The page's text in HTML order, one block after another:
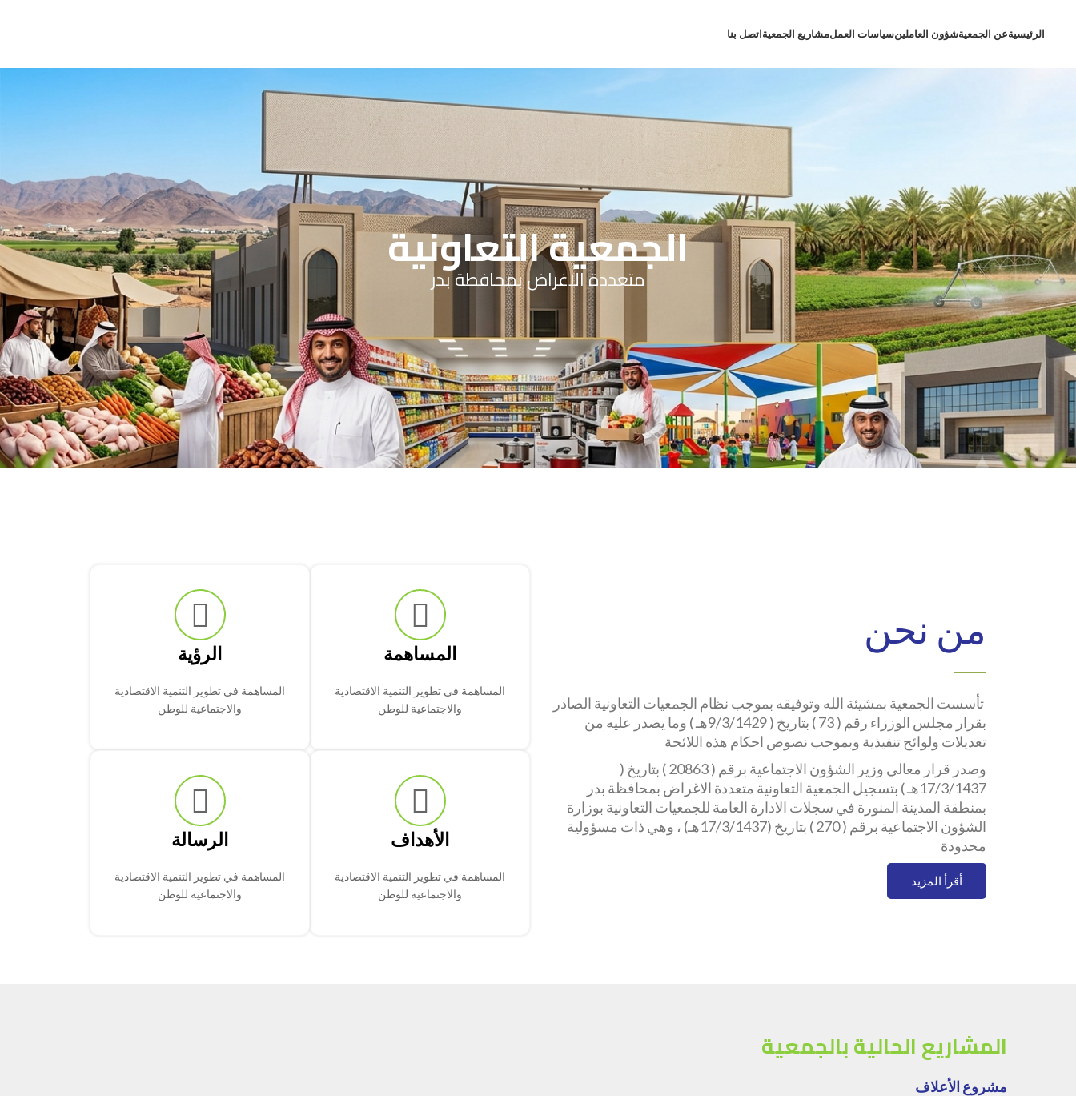
الرئيسيةعن الجمعيةشؤون العاملينسياسات العملمشاريع الجمعيةاتصل بنا
الجمعية التعاونية
متعددة الاغراض بمحافطة بدر
من نحن
تأسست الجمعية بمشيئة الله وتوفيقه بموجب نظام الجمعيات التعاونية الصادر
بقرار مجلس الوزراء رقم ( 73 ) بتاريخ ( 9/3/1429هـ ) وما يصدر عليه من
تعديلات ولوائح تنفيذية وبموجب نصوص احكام هذه اللائحة
وصدر قرار معالي وزير الشؤون الاجتماعية برقم ( 20863 ) بتاريخ (
17/3/1437هـ ) بتسجيل الجمعية التعاونية متعددة الاغراض بمحافظة بدر
بمنطقة المدينة المنورة في سجلات الادارة العامة للجمعيات التعاونية بوزارة
الشؤون الاجتماعية برقم ( 270 ) بتاريخ (17/3/1437هـ) ، وهي ذات مسؤولية
محدودة
أقرأ المزيد
المساهمة
المساهمة في تطوير التنمية الاقتصادية
والاجتماعية للوطن
الرؤية
المساهمة في تطوير التنمية الاقتصادية
والاجتماعية للوطن
الأهداف
المساهمة في تطوير التنمية الاقتصادية
والاجتماعية للوطن
الرسالة
المساهمة في تطوير التنمية الاقتصادية
والاجتماعية للوطن
المشاريع الحالية بالجمعية
مشروع الأعلاف